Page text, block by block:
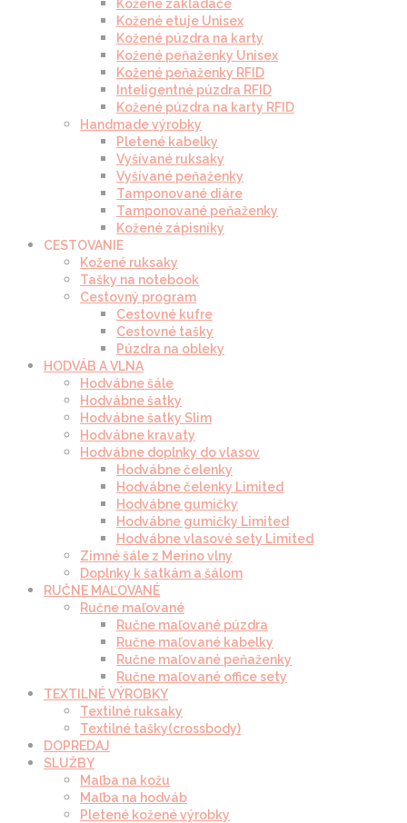
Kožené zakladače
Kožené etuje Unisex
Kožené púzdra na karty
Kožené peňaženky Unisex
Kožené peňaženky RFID
Inteligentné púzdra RFID
Kožené púzdra na karty RFID
Handmade výrobky
Pletené kabelky
Vyšívané ruksaky
Vyšívané peňaženky
Tamponované diáre
Tamponované peňaženky
Kožené zápisníky
CESTOVANIE
Kožené ruksaky
Tašky na notebook
Cestovný program
Cestovné kufre
Cestovné tašky
Púzdra na obleky
HODVÁB A VLNA
Hodvábne šále
Hodvábne šatky
Hodvábne šatky Slim
Hodvábne kravaty
Hodvábne doplnky do vlasov
Hodvábne čelenky
Hodvábne čelenky Limited
Hodvábne gumičky
Hodvábne gumičky Limited
Hodvábne vlasové sety Limited
Zimné šále z Merino vlny
Doplnky k šatkám a šálom
RUČNE MAĽOVANÉ
Ručne maľované
Ručne maľované púzdra
Ručne maľované kabelky
Ručne maľované peňaženky
Ručne maľované office sety
TEXTILNÉ VÝROBKY
Textilné ruksaky
Textilné tašky(crossbody)
DOPREDAJ
SLUŽBY
Maľba na kožu
Maľba na hodváb
Pletené kožené výrobky